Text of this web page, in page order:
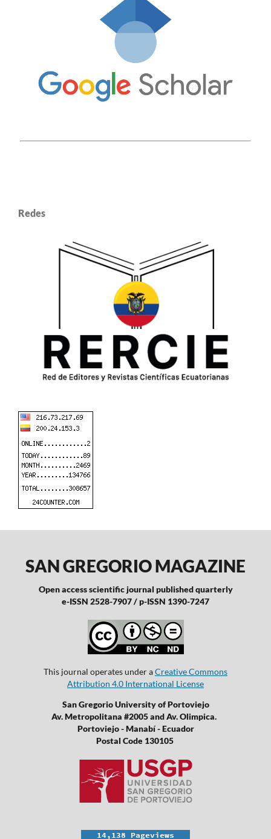
Redes
SAN GREGORIO MAGAZINE
Open access scientific journal published quarterly
e-ISSN 2528-7907 / p-ISSN 1390-7247
This journal operates under aCreative Commons
Attribution 4.0 International License
San Gregorio University of Portoviejo
Av. Metropolitana #2005 and Av. Olimpica.
Portoviejo - Manabí - Ecuador
Postal Code 130105